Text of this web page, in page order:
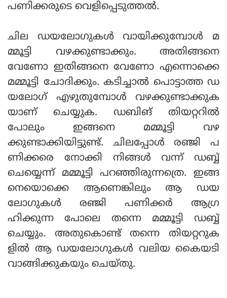
പണിക്കരുടെ വെളിപ്പെടുത്തല്‍.
ചില ഡയലോഗുകള്‍ വായിക്കുമ്പോള്‍ മ
മ്മൂട്ടി വഴക്കുണ്ടാക്കും. അതിങ്ങനെ
വേണോ ഇതിങ്ങനെ വേണോ എന്നൊക്കെ
മമ്മൂട്ടി ചോദിക്കും. കടിച്ചാല്‍ പൊട്ടാത്ത ഡ
യലോഗ് എഴുതുമ്പോള്‍ വഴക്കുണ്ടാക്കുക
യാണ് ചെയ്യുക. ഡബിങ് തിയറ്ററില്‍
പോലും ഇങ്ങനെ മമ്മൂട്ടി വഴ
ക്കുണ്ടാക്കിയിട്ടുണ്ട്. ചിലപ്പോള്‍ രഞ്ജി പ
ണിക്കരെ നോക്കി നിങ്ങള്‍ വന്ന് ഡബ്ബ്
ചെയ്യെന്ന് മമ്മൂട്ടി പറഞ്ഞിരുന്നത്രെ. ഇങ്ങ
നെയൊക്കെ ആണെങ്കിലും ആ ഡയ
ലോഗുകള്‍ രഞ്ജി പണിക്കര്‍ ആഗ്ര
ഹിക്കുന്ന പോലെ തന്നെ മമ്മൂട്ടി ഡബ്ബ്
ചെയ്യും. അതുകൊണ്ട് തന്നെ തിയറ്ററുക
ളില്‍ ആ ഡയലോഗുകള്‍ വലിയ കൈയടി
വാങ്ങിക്കുകയും ചെയ്തു.